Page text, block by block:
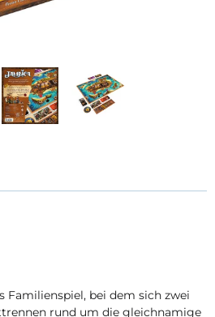
Familienspiel, bei dem sich zwei
rund um die gleichnamige